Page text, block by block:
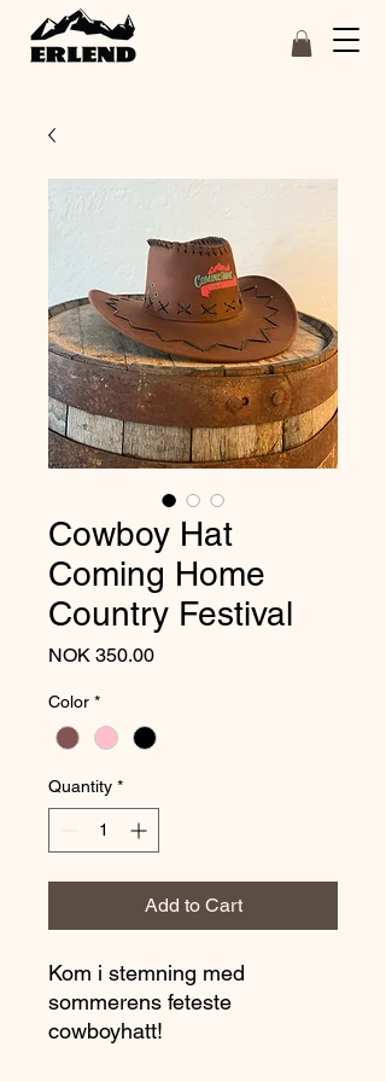
Cowboy Hat
Coming Home
Country Festival
NOK 350.00Price
Color *
Quantity *
Add to Cart
Kom i stemning med
sommerens feteste
cowboyhatt!